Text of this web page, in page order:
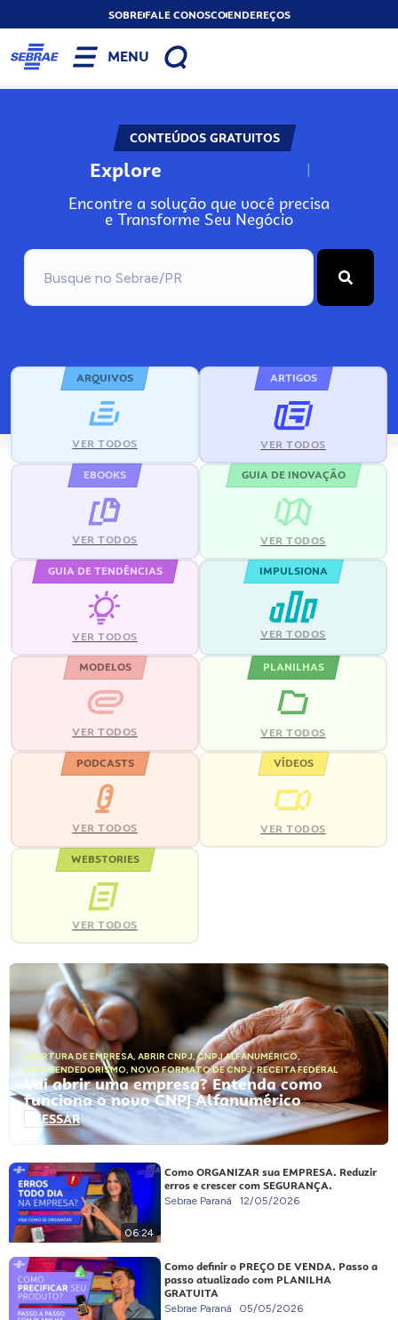
SOBREFALE CONOSCOENDEREÇOS
MENU
CONTEÚDOS GRATUITOS
Explore N
Encontre a solução que você precisa
e Transforme Seu Negócio
ARQUIVOS
VER TODOS
ARTIGOS
VER TODOS
EBOOKS
VER TODOS
GUIA DE INOVAÇÃO
VER TODOS
GUIA DE TENDÊNCIAS
VER TODOS
IMPULSIONA
VER TODOS
MODELOS
VER TODOS
PLANILHAS
VER TODOS
PODCASTS
VER TODOS
VÍDEOS
VER TODOS
WEBSTORIES
VER TODOS
ABERTURA DE EMPRESA, ABRIR CNPJ,CNPJ ALFANUMÉRICO,
EMPREENDEDORISMO, NOVO FORMATO DE CNPJ,RECEITA FEDERAL
Vai abrir uma empresa? Entenda como
funciona o novo CNPJ Alfanumérico
ACESSAR
06:24
Como ORGANIZAR sua EMPRESA. Reduzir
erros e crescer com SEGURANÇA.
Sebrae Paraná 12/05/2026
Como definir o PREÇO DE VENDA. Passo a
passo atualizado com PLANILHA
GRATUITA
Sebrae Paraná 05/05/2026